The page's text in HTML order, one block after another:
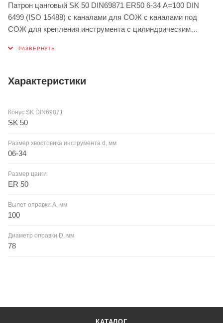
Патрон цанговый SK 50 DIN69871 ER50 6-34 A=100 DIN
6499 (ISO 15488) с каналами для СОЖ с каналами под
СОЖ для крепления инструмента с цилиндрическим
Характеристики
Конус SK DIN69871
SK 50
Размер хвостовика инструмента d, мм
06-34
Размер цанги
ER 50
Вылет оправки A, мм
100
Диаметр оправки D, мм
78